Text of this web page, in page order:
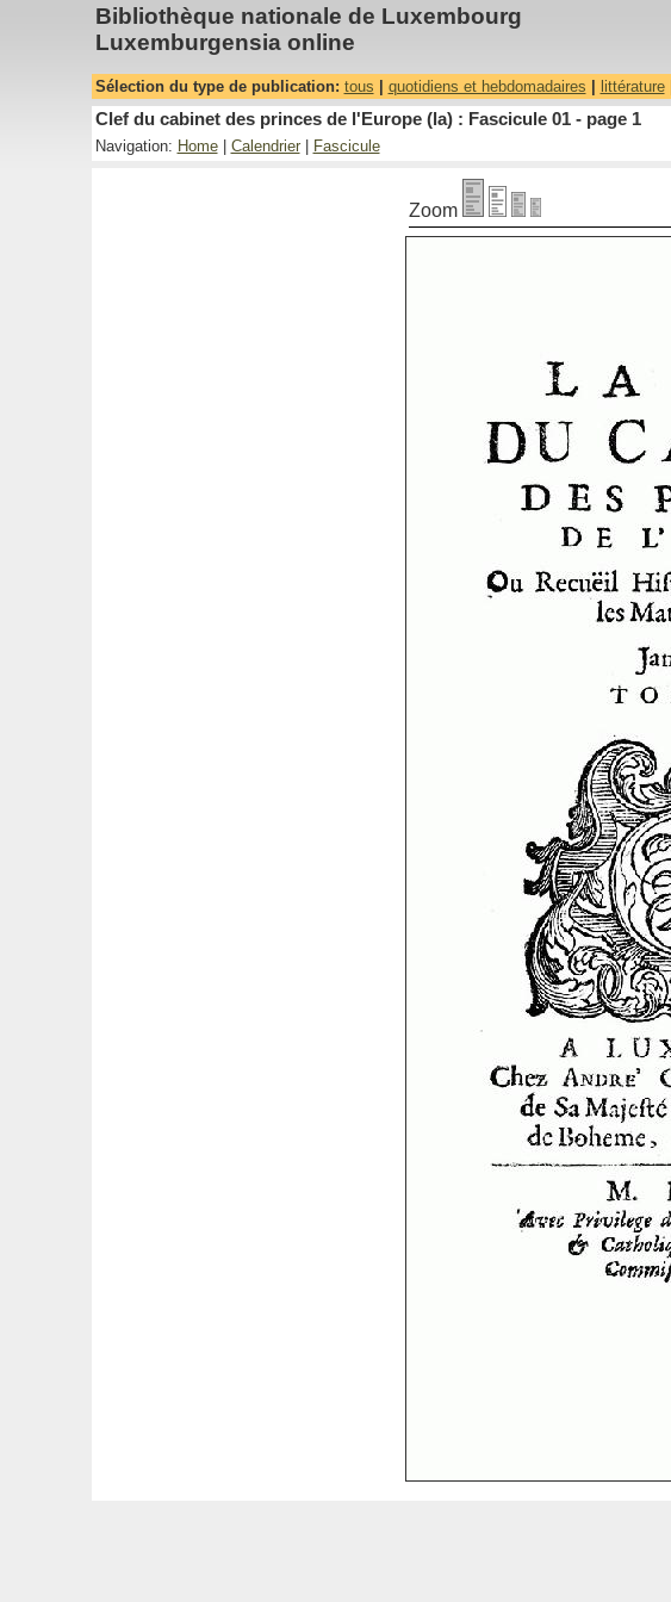
Bibliothèque nationale de Luxembourg
Luxemburgensia online
Sélection du type de publication: tous quotidiens et hebdomadaires littérature|
Clef du cabinet des princes de l'Europe (la) : Fascicule 01 - page 1
Navigation: Home| Calendrier| Fascicule
Zoom